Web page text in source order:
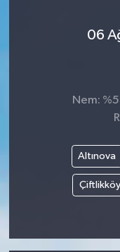
06
Nem:
Altınova
Çiftlikköy